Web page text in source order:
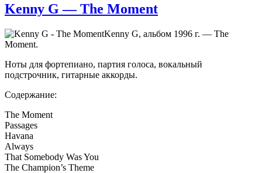
Kenny G — The Moment
Kenny G, альбом 1996 г. — The
Moment.
Ноты для фортепиано, партия голоса, вокальный
подстрочник, гитарные аккорды.
Содержание:
The Moment
Passages
Havana
Always
That Somebody Was You
The Champion’s Theme